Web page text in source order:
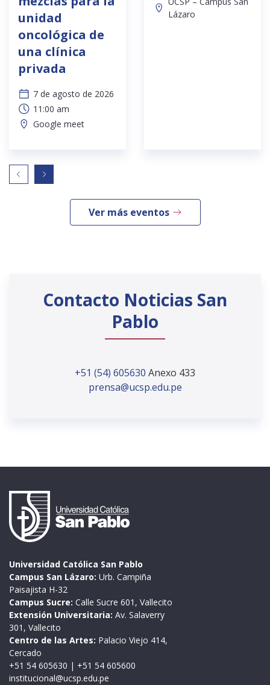
unidad
oncológica de
una clínica
privada
7 de agosto de 2026
11:00 am
Google meet
Lázaro
Ver más eventos
Contacto Noticias San
Pablo
+51 (54) 605630 Anexo 433
prensa@ucsp.edu.pe
Universidad Católica San Pablo
Campus San Lázaro: Urb. Campiña
Paisajista H-32
Campus Sucre: Calle Sucre 601, Vallecito
Extensión Universitaria: Av. Salaverry
301, Vallecito
Centro de las Artes: Palacio Viejo 414,
Cercado
+51 54 605630 | +51 54 605600
institucional@ucsp.edu.pe